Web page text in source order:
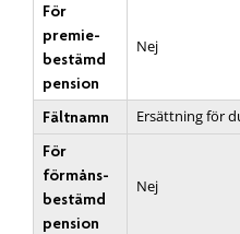
För
premie­
bestämd
pension
Nej
Fältnamn
Ersättning för
För
förmåns­
bestämd
pension
Nej